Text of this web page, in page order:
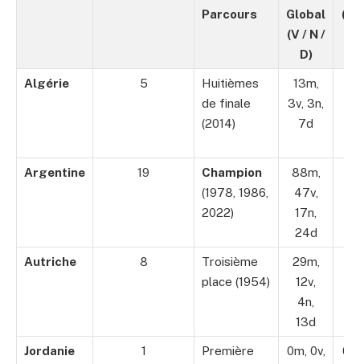
Parcours
Global
(V / N /
D)
Algérie 5
Huitièmes
de finale
(2014)
13m,
3v, 3n,
7d
Argentine 19
Champion
(1978, 1986,
2022)
88m,
47v,
17n,
24d
Autriche 8
Troisième
place (1954)
29m,
12v,
4n,
13d
Jordanie 1
Première
0m, 0v,
0